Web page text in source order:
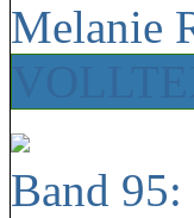
Melanie
Band